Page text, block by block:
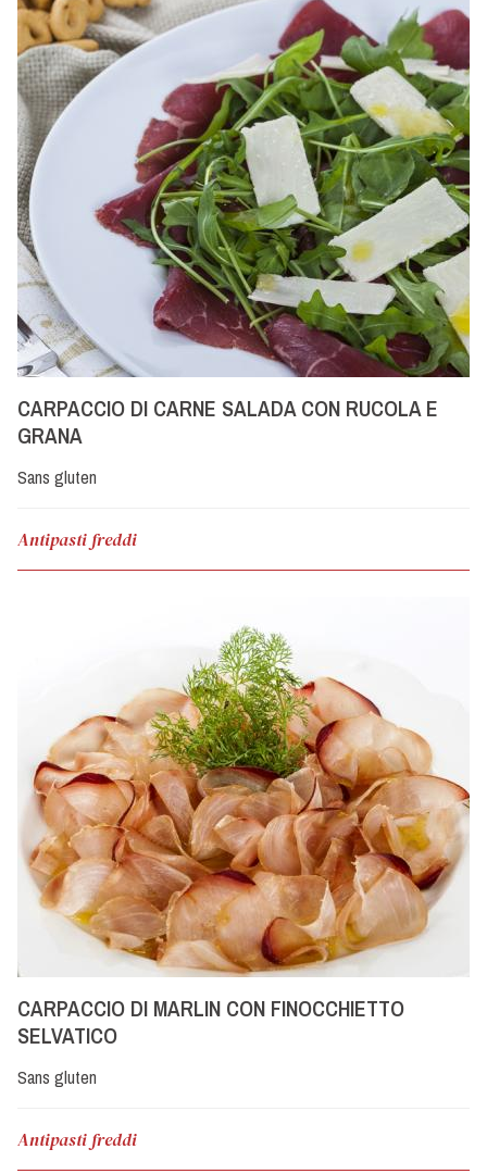
CARPACCIO DI CARNE SALADA CON RUCOLA E
GRANA
Sans gluten
Antipasti freddi
CARPACCIO DI MARLIN CON FINOCCHIETTO
SELVATICO
Sans gluten
Antipasti freddi